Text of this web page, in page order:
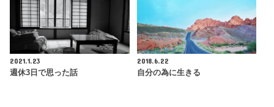
2021.1.23
週休3日で思った話
2018.6.22
自分の為に生きる